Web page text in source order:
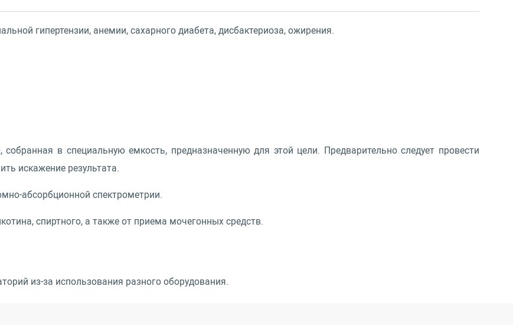
гипертензии, анемии, сахарного диабета, дисбактериоза, ожирения.
в специальную емкость, предназначенную для этой цели. Предварительно следует провести
искажение результата.
абсорбционной спектрометрии.
спиртного, а также от приема мочегонных средств.
из-за использования разного оборудования.